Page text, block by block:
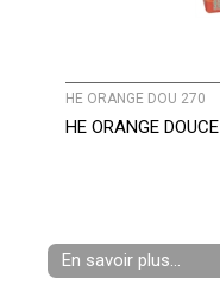
HE ORANGE DOU 270
HE ORANGE DOUCE
En savoir plus...